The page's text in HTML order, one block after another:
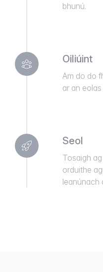
bhunú.
Oiliúint
Am do do
ar an
Seol
Tosaigh
orduithe
leanúnach